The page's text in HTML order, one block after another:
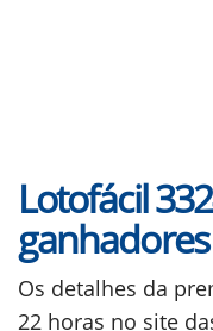
Lotofácil
ganhadores
Os detalhes da
22 horas no site